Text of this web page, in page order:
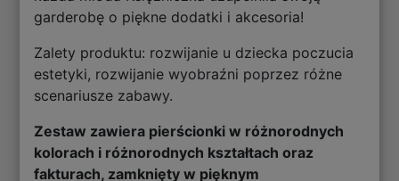
garderobę o piękne dodatki i akcesoria!
Zalety produktu: rozwijanie u dziecka poczucia
estetyki, rozwijanie wyobraźni poprzez różne
scenariusze zabawy.
Zestaw zawiera pierścionki w różnorodnych
kolorach i różnorodnych kształtach oraz
fakturach, zamknięty w pięknym